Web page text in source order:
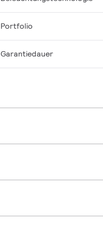
Portfolio
Garantiedauer